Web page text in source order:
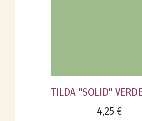
TILDA "SOLID"
4,25 €